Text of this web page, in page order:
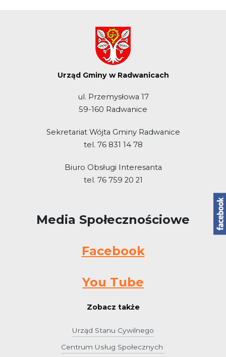
Urząd Gminy w Radwanicach
ul. Przemysłowa 17
59-160 Radwanice
Sekretariat Wójta Gminy Radwanice
tel. 76 831 14 78
Biuro Obsługi Interesanta
tel. 76 759 20 21
Media Społecznościowe
Facebook
You Tube
Zobacz także
Urząd Stanu Cywilnego
Centrum Usług Społecznych